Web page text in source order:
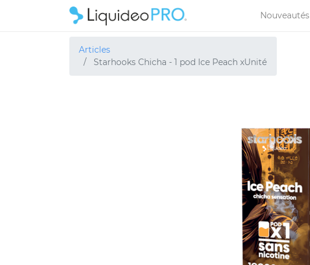
Nouveautés
Articles
Starhooks Chicha - 1 pod Ice Peach xUnité